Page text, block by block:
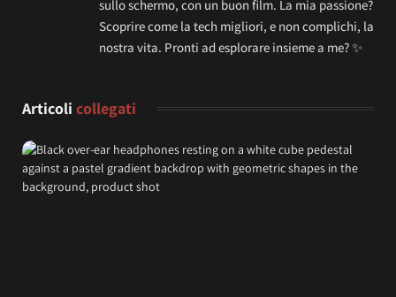
sullo schermo, con un buon film. La mia passione?
Scoprire come la tech migliori, e non complichi, la
nostra vita. Pronti ad esplorare insieme a me? ✨
Articoli collegati